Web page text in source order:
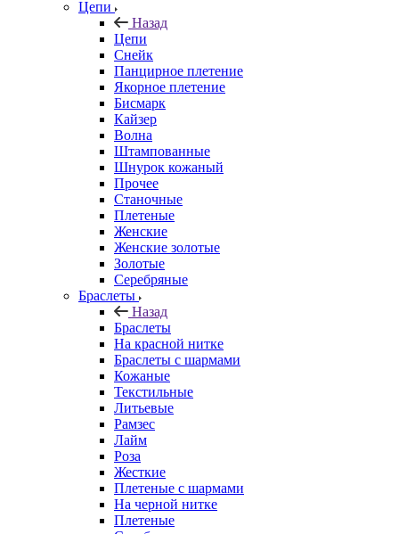
Цепи
Назад
Цепи
Снейк
Панцирное плетение
Якорное плетение
Бисмарк
Кайзер
Волна
Штампованные
Шнурок кожаный
Прочее
Станочные
Плетеные
Женские
Женские золотые
Золотые
Серебряные
Браслеты
Назад
Браслеты
На красной нитке
Браслеты с шармами
Кожаные
Текстильные
Литьевые
Рамзес
Лайм
Роза
Жесткие
Плетеные с шармами
На черной нитке
Плетеные